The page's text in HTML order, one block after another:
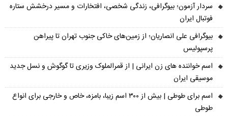
سردار آزمون؛ بیوگرافی، زندگی شخصی، افتخارات و مسیر درخشش ستاره
فوتبال ایران
بیوگرافی علی انصاریان؛ از زمین‌های خاکی جنوب تهران تا پیراهن
پرسپولیس
اسم خواننده های زن ایرانی | از قمرالملوک وزیری تا گوگوش و نسل جدید
موسیقی ایران
اسم برای طوطی | بیش از ۳۰۰ اسم زیبا، بامزه، خاص و خارجی برای انواع
طوطی